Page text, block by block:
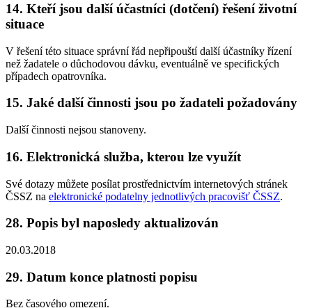
14. Kteří jsou další účastníci (dotčení) řešení životní
situace
V řešení této situace správní řád nepřipouští další účastníky řízení
než žadatele o důchodovou dávku, eventuálně ve specifických
případech opatrovníka.
15. Jaké další činnosti jsou po žadateli požadovány
Další činnosti nejsou stanoveny.
16. Elektronická služba, kterou lze využít
Své dotazy můžete posílat prostřednictvím internetových stránek
ČSSZ na elektronické podatelny jednotlivých pracovišť ČSSZ.
28. Popis byl naposledy aktualizován
20.03.2018
29. Datum konce platnosti popisu
Bez časového omezení.